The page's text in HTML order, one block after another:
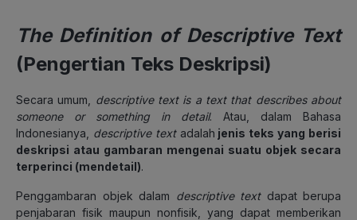
The Definition of Descriptive Text
(Pengertian Teks Deskripsi)
Secara umum, descriptive text is a text that describes about
someone or something in detail. Atau, dalam Bahasa
Indonesianya, descriptive textadalah jenis teks yang berisi
deskripsi atau gambaran mengenai suatu objek secara
terperinci (mendetail).
Penggambaran objek dalam descriptive textdapat berupa
penjabaran fisik maupun nonfisik, yang dapat memberikan